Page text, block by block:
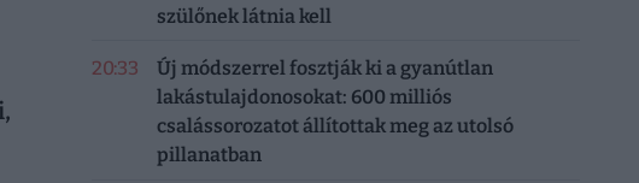
szülőnek látnia kell
20:33
Új módszerrel fosztják ki a gyanútlan
lakástulajdonosokat: 600 milliós
csalássorozatot állítottak meg az utolsó
pillanatban